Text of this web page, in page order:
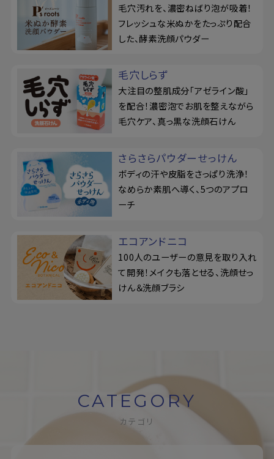
毛穴汚れを、濃密ねばり泡が吸着！
フレッシュな米ぬかをたっぷり配合
した、酵素洗顔パウダー
毛穴しらず
大注目の整肌成分「アゼライン酸」
を配合！濃密泡でお肌を整えながら
毛穴ケア、真っ黒な洗顔石けん
さらさらパウダーせっけん
ボディの汗や皮脂をさっぱり洗浄！
なめらか素肌へ導く、5つのアプロ
ーチ
エコアンドニコ
100人のユーザーの意見を取り入れ
て開発！メイクも落とせる、洗顔せっ
けん＆洗顔ブラシ
CATEGORY
カテゴリ